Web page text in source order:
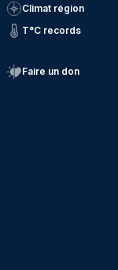
Climat région
T°C records
Faire un don